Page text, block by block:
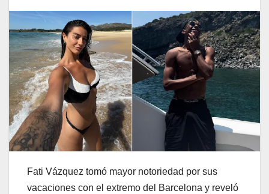
Fati Vázquez tomó mayor notoriedad por sus
vacaciones con el extremo del Barcelona y reveló